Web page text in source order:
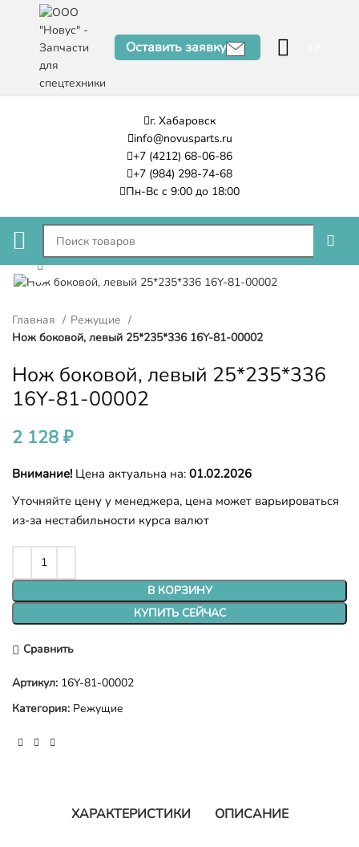
Оставить заявку
г. Хабаровск
info@novusparts.ru
+7 (4212) 68-06-86
+7 (984) 298-74-68
Пн-Вс с 9:00 до 18:00
Нажмите, чтобы увеличить
Главная
Режущие
Нож боковой, левый 25*235*336 16Y-81-00002
Нож боковой, левый 25*235*336
16Y-81-00002
2 128 ₽
Внимание! Цена актуальна на: 01.02.2026
Уточняйте цену у менеджера, цена может варьироваться
из-за нестабильности курса валют
В КОРЗИНУ
КУПИТЬ СЕЙЧАС
Сравнить
Артикул: 16Y-81-00002
Категория: Режущие
ХАРАКТЕРИСТИКИ ОПИСАНИЕ